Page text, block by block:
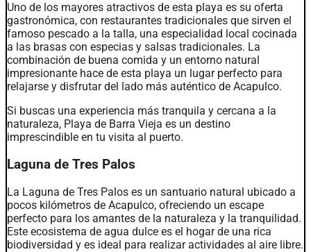
Uno de los mayores atractivos de esta playa es su oferta
gastronómica, con restaurantes tradicionales que sirven el
famoso pescado a la talla, una especialidad local cocinada
a las brasas con especias y salsas tradicionales. La
combinación de buena comida y un entorno natural
impresionante hace de esta playa un lugar perfecto para
relajarse y disfrutar del lado más auténtico de Acapulco.
Si buscas una experiencia más tranquila y cercana a la
naturaleza, Playa de Barra Vieja es un destino
imprescindible en tu visita al puerto.
Laguna de Tres Palos
La Laguna de Tres Palos es un santuario natural ubicado a
pocos kilómetros de Acapulco, ofreciendo un escape
perfecto para los amantes de la naturaleza y la tranquilidad.
Este ecosistema de agua dulce es el hogar de una rica
biodiversidad y es ideal para realizar actividades al aire libre.